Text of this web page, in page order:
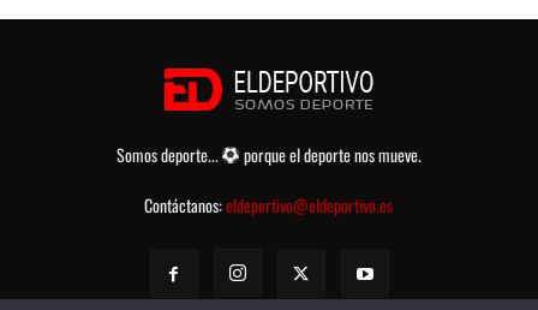
Somos deporte...
porque el deporte nos mueve.
Contáctanos:eldeportivo@eldeportivo.es